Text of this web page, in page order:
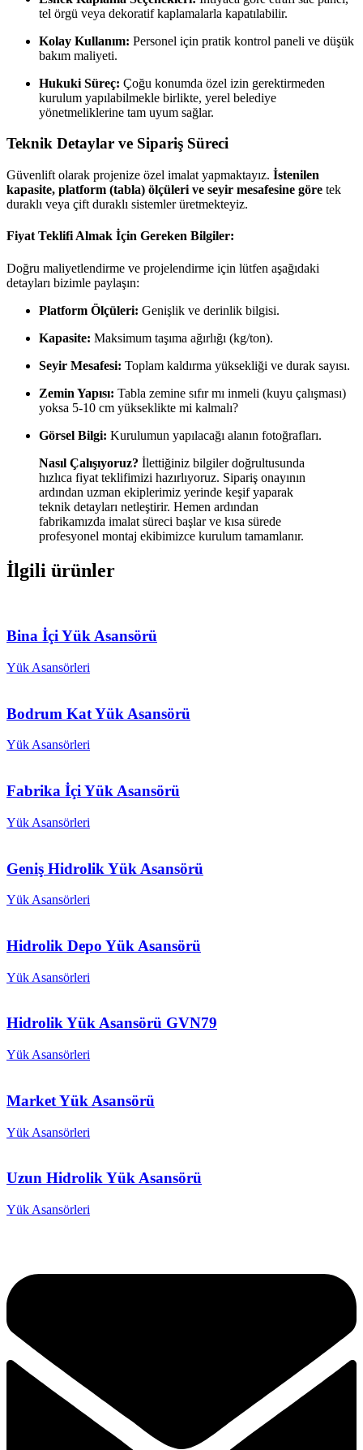
tel örgü veya dekoratif kaplamalarla kapatılabilir.
Kolay Kullanım: Personel için pratik kontrol paneli ve düşük
bakım maliyeti.
Hukuki Süreç: Çoğu konumda özel izin gerektirmeden
kurulum yapılabilmekle birlikte, yerel belediye
yönetmeliklerine tam uyum sağlar.
Teknik Detaylar ve Sipariş Süreci
Güvenlift olarak projenize özel imalat yapmaktayız. İstenilen
kapasite, platform (tabla) ölçüleri ve seyir mesafesine göre tek
duraklı veya çift duraklı sistemler üretmekteyiz.
Fiyat Teklifi Almak İçin Gereken Bilgiler:
Doğru maliyetlendirme ve projelendirme için lütfen aşağıdaki
detayları bizimle paylaşın:
Platform Ölçüleri: Genişlik ve derinlik bilgisi.
Kapasite: Maksimum taşıma ağırlığı (kg/ton).
Seyir Mesafesi: Toplam kaldırma yüksekliği ve durak sayısı.
Zemin Yapısı: Tabla zemine sıfır mı inmeli (kuyu çalışması)
yoksa 5-10 cm yükseklikte mi kalmalı?
Görsel Bilgi: Kurulumun yapılacağı alanın fotoğrafları.
Nasıl Çalışıyoruz? İlettiğiniz bilgiler doğrultusunda
hızlıca fiyat teklifimizi hazırlıyoruz. Sipariş onayının
ardından uzman ekiplerimiz yerinde keşif yaparak
teknik detayları netleştirir. Hemen ardından
fabrikamızda imalat süreci başlar ve kısa sürede
profesyonel montaj ekibimizce kurulum tamamlanır.
İlgili ürünler
Bina İçi Yük Asansörü
Yük Asansörleri
Bodrum Kat Yük Asansörü
Yük Asansörleri
Fabrika İçi Yük Asansörü
Yük Asansörleri
Geniş Hidrolik Yük Asansörü
Yük Asansörleri
Hidrolik Depo Yük Asansörü
Yük Asansörleri
Hidrolik Yük Asansörü GVN79
Yük Asansörleri
Market Yük Asansörü
Yük Asansörleri
Uzun Hidrolik Yük Asansörü
Yük Asansörleri